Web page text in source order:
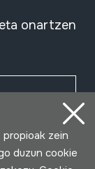
onartzen
zein
duzun cookie